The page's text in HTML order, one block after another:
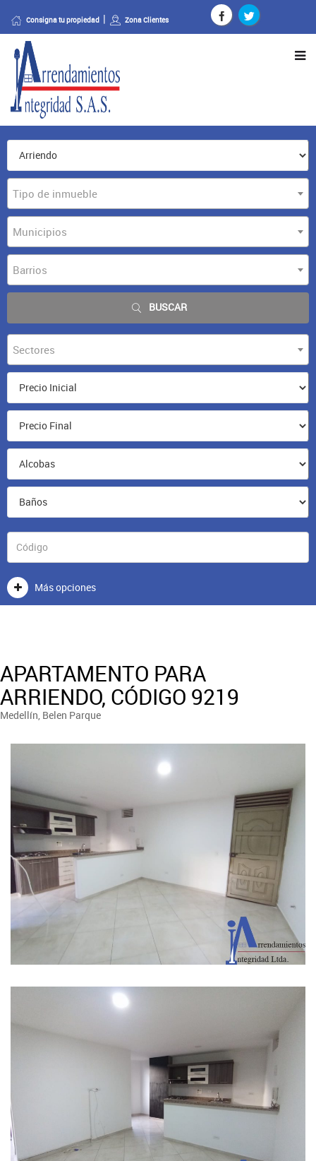
Consigna tu propiedad Zona Clientes
Tipo de inmueble
Municipios
Barrios
BUSCAR
Sectores
Más opciones
APARTAMENTO PARA
ARRIENDO, CÓDIGO 9219
Medellín, Belen Parque